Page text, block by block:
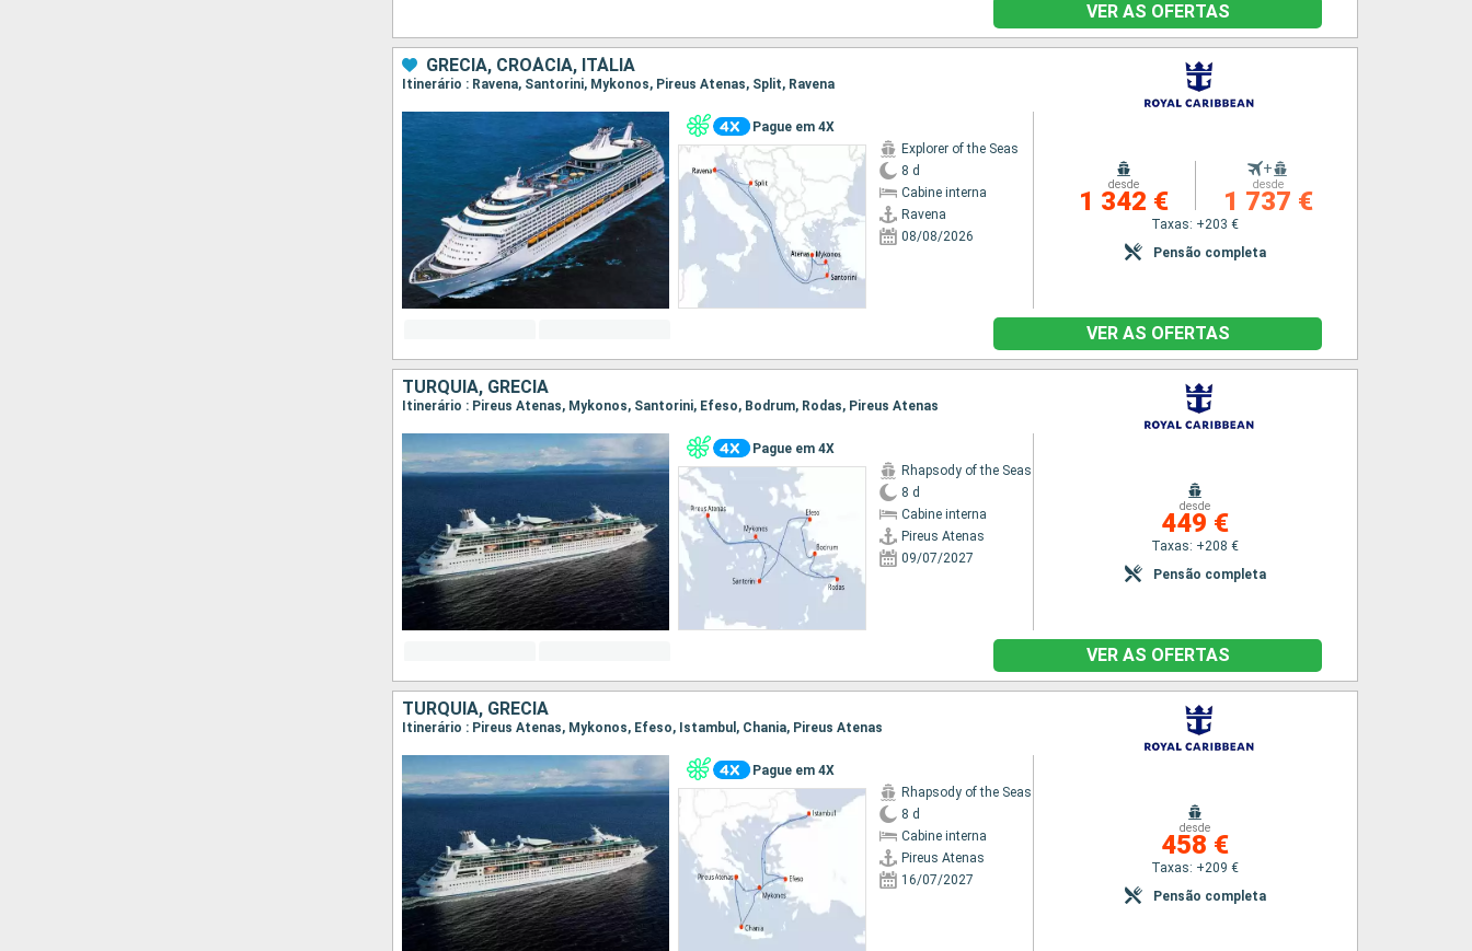
VER AS OFERTAS
GRÉCIA, CROÁCIA, ITÁLIA
Itinerário : Ravena, Santorini, Mykonos, Pireus Atenas, Split, Ravena
Pague em 4X
Explorer of the Seas
8 d
Cabine interna
Ravena
08/08/2026
desde
1 342 €
+
desde
1 737 €
Taxas: +203 €
Pensão completa
VER AS OFERTAS
TURQUIA, GRÉCIA
Itinerário : Pireus Atenas, Mykonos, Santorini, Efeso, Bodrum, Rodas, Pireus Atenas
Pague em 4X
Rhapsody of the Seas
8 d
Cabine interna
Pireus Atenas
09/07/2027
desde
449 €
Taxas: +208 €
Pensão completa
VER AS OFERTAS
TURQUIA, GRÉCIA
Itinerário : Pireus Atenas, Mykonos, Efeso, Istambul, Chania, Pireus Atenas
Pague em 4X
Rhapsody of the Seas
8 d
Cabine interna
Pireus Atenas
16/07/2027
desde
458 €
Taxas: +209 €
Pensão completa